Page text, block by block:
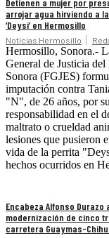
Detienen a mujer por
arrojar agua hirviendo a
‘Deysi’ en Hermosillo
Noticias Hermosillo
Hermosillo, Sonora.-
General de Justicia del
Sonora (FGJES)
imputación contra
"N", de 26 años, por
responsabilidad en el
maltrato o crueldad
lesiones que pusieron
vida de la perrita
hechos ocurridos en
Encabeza Alfonso Durazo
modernización de cinco
carretera Guaymas-